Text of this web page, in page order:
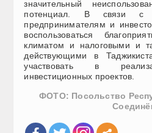
значительный
потенциал. В связи с
предпринимателям и
воспользоваться
климатом и налоговыми и
действующими в
участвовать в
инвестиционных проектов.
ФОТО: Посольство